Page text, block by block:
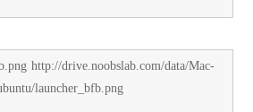
http://drive.noobslab.com/data/Mac-
launcher_bfb.png